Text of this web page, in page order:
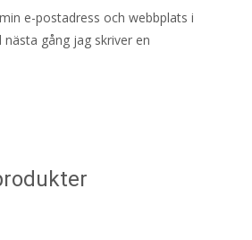
e-postadress och webbplats i
gång jag skriver en